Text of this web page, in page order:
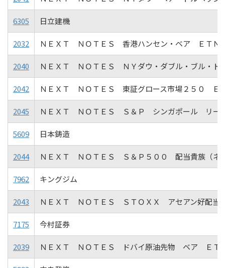
6305 日立建機
2032 ＮＥＸＴ ＮＯＴＥＳ 香港ハンセン・ベア ＥＴＮ
2040 ＮＥＸＴ ＮＯＴＥＳ ＮＹダウ・ダブル・ブル・
2042 ＮＥＸＴ ＮＯＴＥＳ 東証グロース市場２５０ Ｅ
2045 ＮＥＸＴ ＮＯＴＥＳ Ｓ＆Ｐ シンガポール リー
5609 日本鋳造
2044 ＮＥＸＴ ＮＯＴＥＳ Ｓ＆Ｐ５００ 配当貴族（ネ
7962 キングジム
2043 ＮＥＸＴ ＮＯＴＥＳ ＳＴＯＸＸ アセアン好配当
7175 今村証券
2039 ＮＥＸＴ ＮＯＴＥＳ ドバイ原油先物 ベア ＥＴ